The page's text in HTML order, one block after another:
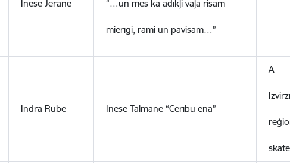
Inese Jerāne “…un mēs kā adīkļi vaļā risam
mierīgi, rāmi un pavisam…”
Indra Rube Inese Tālmane “Cerību ēnā”
A